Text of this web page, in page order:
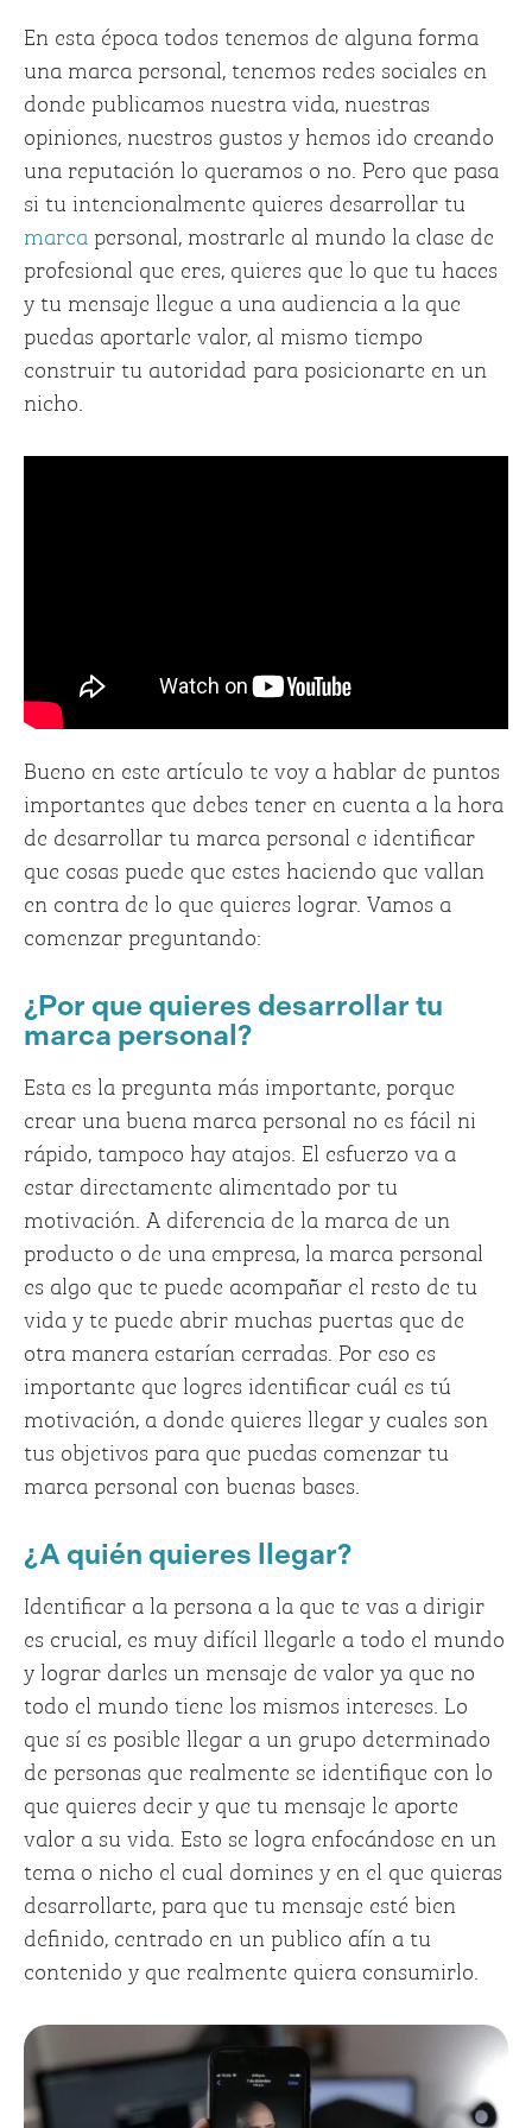
En esta época todos tenemos de alguna forma
una marca personal, tenemos redes sociales en
donde publicamos nuestra vida, nuestras
opiniones, nuestros gustos y hemos ido creando
una reputación lo queramos o no. Pero que pasa
si tu intencionalmente quieres desarrollar tu
marca personal, mostrarle al mundo la clase de
profesional que eres, quieres que lo que tu haces
y tu mensaje llegue a una audiencia a la que
puedas aportarle valor, al mismo tiempo
construir tu autoridad para posicionarte en un
nicho.
Bueno en este artículo te voy a hablar de puntos
importantes que debes tener en cuenta a la hora
de desarrollar tu marca personal e identificar
que cosas puede que estes haciendo que vallan
en contra de lo que quieres lograr. Vamos a
comenzar preguntando:
¿Por que quieres desarrollar tu
marca personal?
Esta es la pregunta más importante, porque
crear una buena marca personal no es fácil ni
rápido, tampoco hay atajos. El esfuerzo va a
estar directamente alimentado por tu
motivación. A diferencia de la marca de un
producto o de una empresa, la marca personal
es algo que te puede acompañar el resto de tu
vida y te puede abrir muchas puertas que de
otra manera estarían cerradas. Por eso es
importante que logres identificar cuál es tú
motivación, a donde quieres llegar y cuales son
tus objetivos para que puedas comenzar tu
marca personal con buenas bases.
¿A quién quieres llegar?
Identificar a la persona a la que te vas a dirigir
es crucial, es muy difícil llegarle a todo el mundo
y lograr darles un mensaje de valor ya que no
todo el mundo tiene los mismos intereses. Lo
que sí es posible llegar a un grupo determinado
de personas que realmente se identifique con lo
que quieres decir y que tu mensaje le aporte
valor a su vida. Esto se logra enfocándose en un
tema o nicho el cual domines y en el que quieras
desarrollarte, para que tu mensaje esté bien
definido, centrado en un publico afín a tu
contenido y que realmente quiera consumirlo.